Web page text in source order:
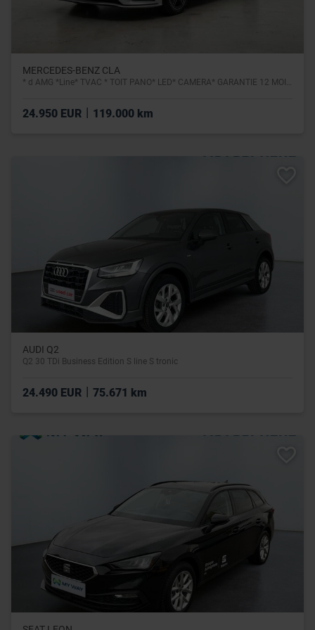
MERCEDES-BENZ CLA
24.950 EUR | 119.000 km
AUDI Q2
Q2 30 TDi Business Edition S line S tronic
24.490 EUR 75.671 km